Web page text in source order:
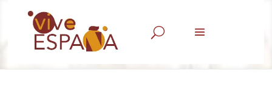
U